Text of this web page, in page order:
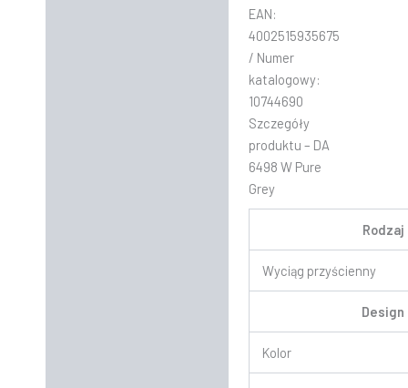
EAN:
4002515935675
/ Numer
katalogowy:
10744690
Szczegóły
produktu – DA
6498 W Pure
Grey
Rodzaj
Wyciąg przyścienny
Design
Kolor